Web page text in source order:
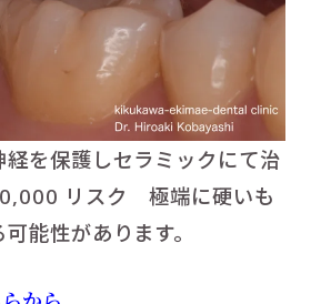
を保護しセラミックにて治
リスク 極端に硬いも
能性があります。